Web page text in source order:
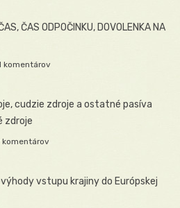
ČAS ODPOČINKU, DOVOLENKA NA
komentárov
cudzie zdroje a ostatné pasíva
zdroje
komentárov
vstupu krajiny do Európskej